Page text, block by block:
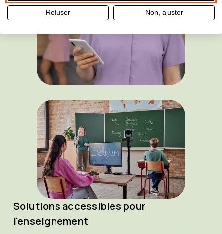
Solutions accessibles pour
l'enseignement
Refuser Non, ajuster